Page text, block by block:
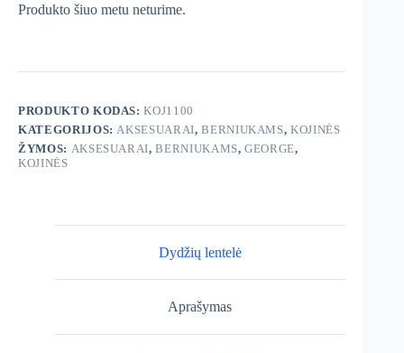
Produkto šiuo metu neturime.
PRODUKTO KODAS:KOJ1100
KATEGORIJOS: AKSESUARAI,BERNIUKAMS,KOJINĖS
ŽYMOS: AKSESUARAI,BERNIUKAMS,GEORGE,
KOJINĖS
Dydžių lentelė
Aprašymas